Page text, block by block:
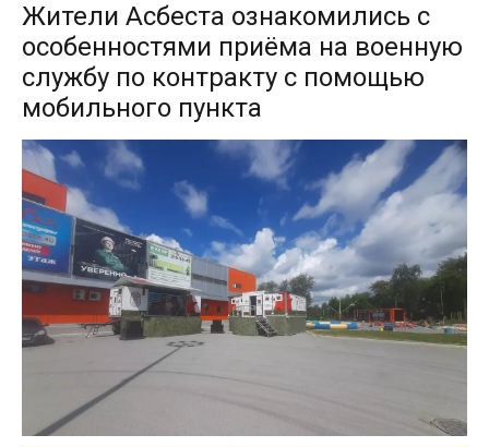
Жители Асбеста ознакомились с
особенностями приёма на военную
службу по контракту с помощью
мобильного пункта